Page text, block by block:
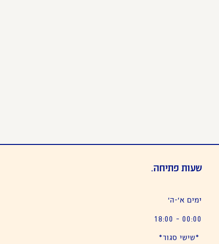
שעות פתיחה.
ימים א׳-ה׳
00:00 – 18:00
*שישי סגור*